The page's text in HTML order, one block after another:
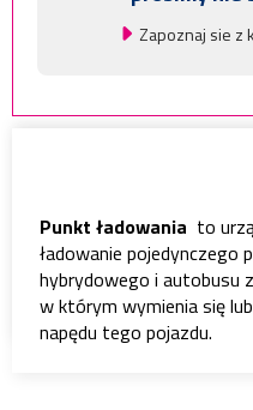
Zapoznaj sie z
Punkt ładowania to
ładowanie pojedynczego
hybrydowego i autobusu
w którym wymienia się
napędu tego pojazdu.